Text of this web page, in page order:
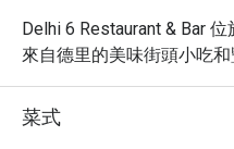
Delhi 6 Restaurant & Bar
來自德里的美味街頭小吃和
菜式